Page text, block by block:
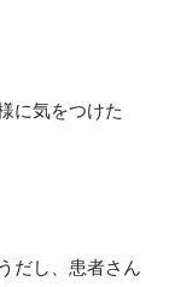
に気をつけた
だし、患者さん